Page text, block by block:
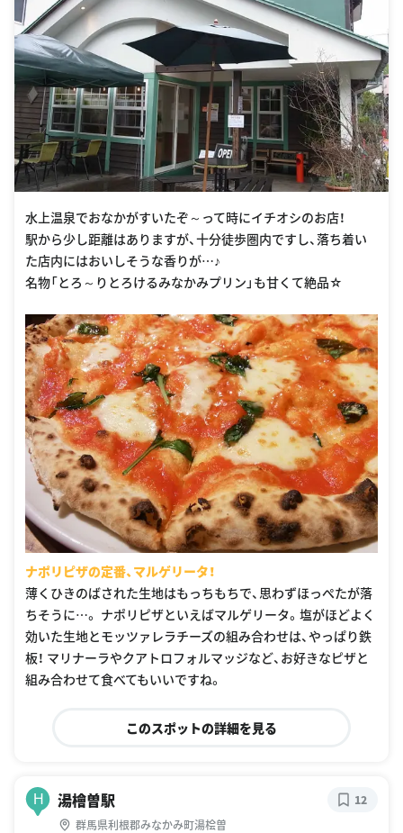
水上温泉でおなかがすいたぞ～って時にイチオシのお店！
駅から少し距離はありますが、十分徒歩圏内ですし、落ち着い
た店内にはおいしそうな香りが…♪
名物「とろ～りとろけるみなかみプリン」も甘くて絶品☆
ナポリピザの定番、マルゲリータ！
薄くひきのばされた生地はもっちもちで、思わずほっぺたが落
ちそうに…。 ナポリピザといえばマルゲリータ。塩がほどよく
効いた生地とモッツァレラチーズの組み合わせは、やっぱり鉄
板！ マリナーラやクアトロフォルマッジなど、お好きなピザと
組み合わせて食べてもいいですね。
このスポットの詳細を見る
H 湯檜曽駅
群馬県利根郡みなかみ町湯桧曽
12